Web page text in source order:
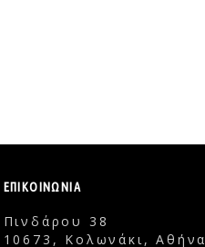
ΕΠΙΚΟΙΝΩΝΙΑ
Πινδάρου 38
10673, Κολωνάκι, Αθήνα